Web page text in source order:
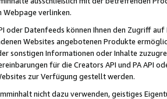
Webpage verlinken.
oder Datenfeeds können Ihnen den Zugriff
Websites angebotenen Produkte
sonstigen Informationen oder Inhalte
für die Creators API und PA API
zur Verfügung gestellt werden.
nicht dazu verwenden, geistiges